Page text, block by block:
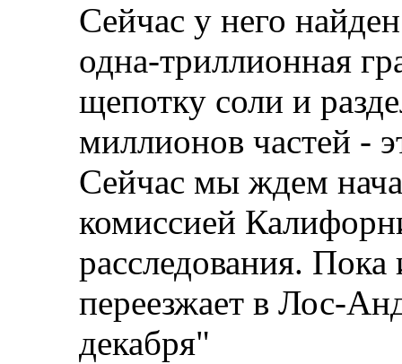
Сейчас у него
одна-триллионная
щепотку соли и
миллионов частей -
Сейчас мы ждем
комиссией
расследования. Пока
переезжает в Лос-
декабря"